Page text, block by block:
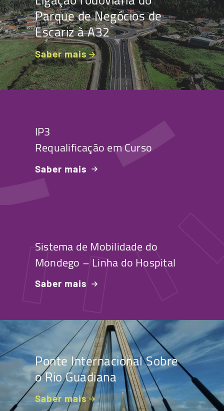
Parque de Negócios de
Escariz à A32
Saber mais
IP3
Requalificação em Curso
Saber mais
Sistema de Mobilidade do
Mondego – Linha do Hospital
Saber mais
Ponte Internacional Sobre
o Rio Guadiana
Saber mais